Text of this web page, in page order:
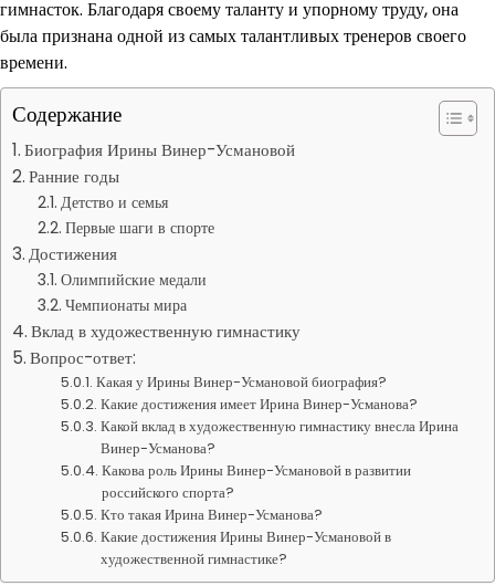
гимнасток. Благодаря своему таланту и упорному труду, она
была признана одной из самых талантливых тренеров своего
времени.
Содержание
Биография Ирины Винер-Усмановой
Ранние годы
Детство и семья
Первые шаги в спорте
Достижения
Олимпийские медали
Чемпионаты мира
Вклад в художественную гимнастику
Вопрос-ответ:
Какая у Ирины Винер-Усмановой биография?
Какие достижения имеет Ирина Винер-Усманова?
Какой вклад в художественную гимнастику внесла Ирина
Винер-Усманова?
Какова роль Ирины Винер-Усмановой в развитии
российского спорта?
Кто такая Ирина Винер-Усманова?
Какие достижения Ирины Винер-Усмановой в
художественной гимнастике?